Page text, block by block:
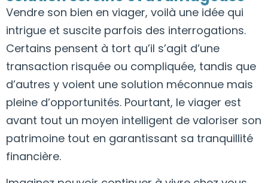
Vendre son bien en viager, voilà une idée qui
intrigue et suscite parfois des interrogations.
Certains pensent à tort qu’il s’agit d’une
transaction risquée ou compliquée, tandis que
d’autres y voient une solution méconnue mais
pleine d’opportunités. Pourtant, le viager est
avant tout un moyen intelligent de valoriser son
patrimoine tout en garantissant sa tranquillité
financière.